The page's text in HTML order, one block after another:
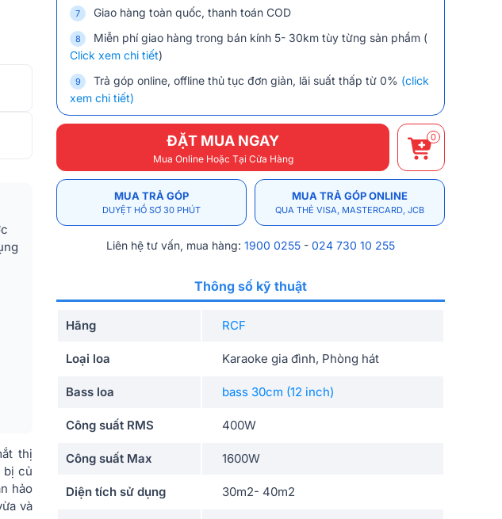
thị
bị củ
hảo
và
Giao hàng toàn quốc, thanh toán COD
Miễn phí giao hàng trong bán kính 5- 30km tùy từng sản phẩm (
Click xem chi tiết)
Trả góp online, offline thủ tục đơn giản, lãi suất thấp từ 0% (click
xem chi tiết)
ĐẶT MUA NGAY
Mua Online Hoặc Tại Cửa Hàng
0
MUA TRẢ GÓP
DUYỆT HỒ SƠ 30 PHÚT
MUA TRẢ GÓP ONLINE
QUA THẺ VISA, MASTERCARD, JCB
Liên hệ tư vấn, mua hàng: 1900 0255 - 024 730 10 255
Thông số kỹ thuật
Hãng RCF
Loại loa Karaoke gia đình, Phòng hát
Bass loa bass 30cm (12 inch)
Công suất RMS 400W
Công suất Max 1600W
Diện tích sử dụng 30m2- 40m2